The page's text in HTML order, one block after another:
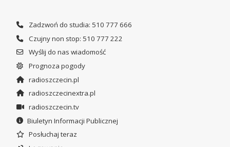
Zadzwoń do studia: 510 777 666
Czujny non stop: 510 777 222
Wyślij do nas wiadomość
Prognoza pogody
radioszczecin.pl
radioszczecinextra.pl
radioszczecin.tv
Biuletyn Informacji Publicznej
Posłuchaj teraz